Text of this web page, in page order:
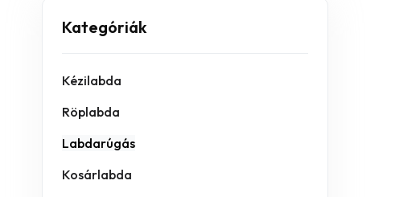
Kategóriák
Kézilabda
Röplabda
Labdarúgás
Kosárlabda